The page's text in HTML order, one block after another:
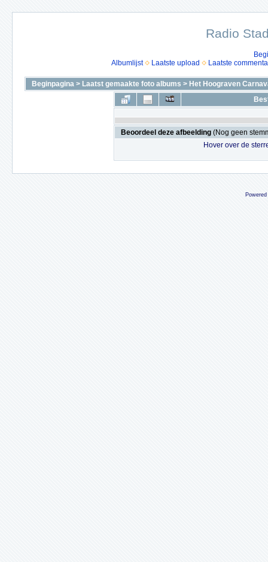
Radio
Albumlijst
Laatste upload Laatste
Beginpagina > Laatst gemaakte foto albums > Het Hoograven
Beoordeel deze afbeelding (Nog geen
Hover over de